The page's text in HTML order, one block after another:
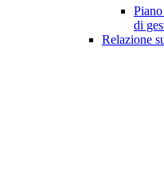
di
Relazione